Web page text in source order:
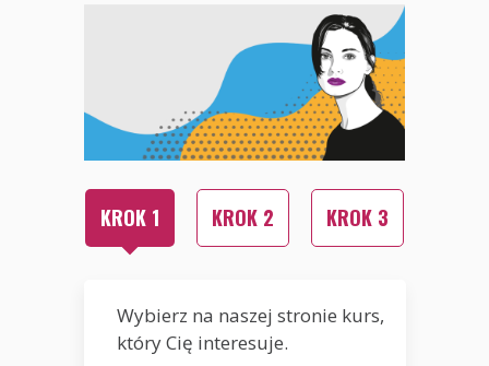
KROK 1 KROK 2 KROK 3
Wybierz na naszej stronie kurs,
który Cię interesuje.